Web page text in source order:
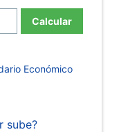
Calcular
Económico
sube?